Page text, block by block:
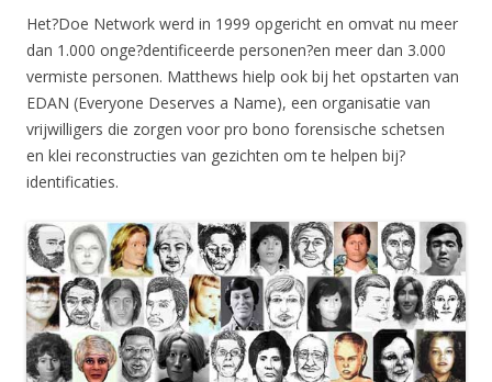
Het?Doe Network werd in 1999 opgericht en omvat nu meer
dan 1.000 onge?dentificeerde personen?en meer dan 3.000
vermiste personen. Matthews hielp ook bij het opstarten van
EDAN (Everyone Deserves a Name), een organisatie van
vrijwilligers die zorgen voor pro bono forensische schetsen
en klei reconstructies van gezichten om te helpen bij?
identificaties.